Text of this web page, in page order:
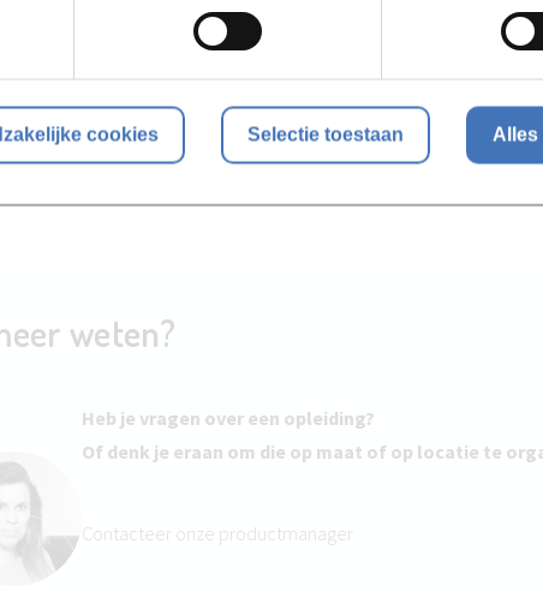
cookies Selectie toestaan Alles
Vanaf14-09-2026
Inschrijven
€ 726,00 incl. BTW
weten?
Heb je vragen over een opleiding?
Of denk je eraan om die op maat of op locatie te
Contacteer onze productmanager